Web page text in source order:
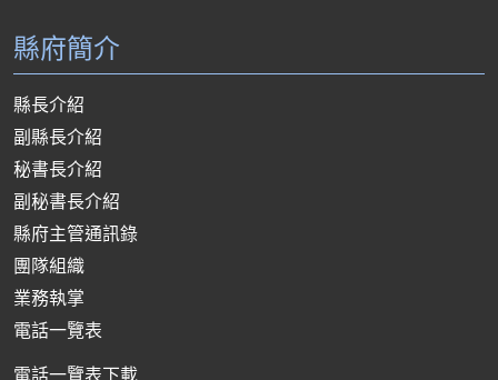
縣府簡介
縣長介紹
副縣長介紹
秘書長介紹
副秘書長介紹
縣府主管通訊錄
團隊組織
業務執掌
電話一覽表
電話一覽表下載